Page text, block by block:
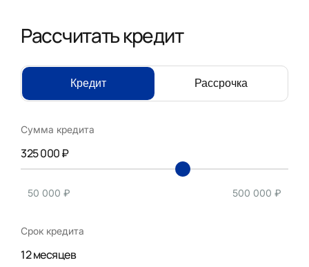
Рассчитать кредит
Кредит Рассрочка
Сумма кредита
325 000 ₽
50 000 ₽ 500 000 ₽
Срок кредита
12 месяцев